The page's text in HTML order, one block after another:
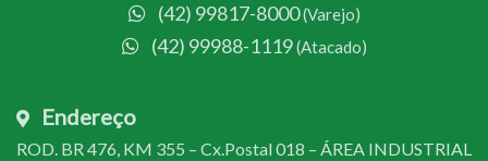
(42) 99817-8000(Varejo)
(42) 99988-1119(Atacado)
Endereço
ROD. BR 476, KM 355 – Cx.Postal 018 – ÁREA INDUSTRIAL